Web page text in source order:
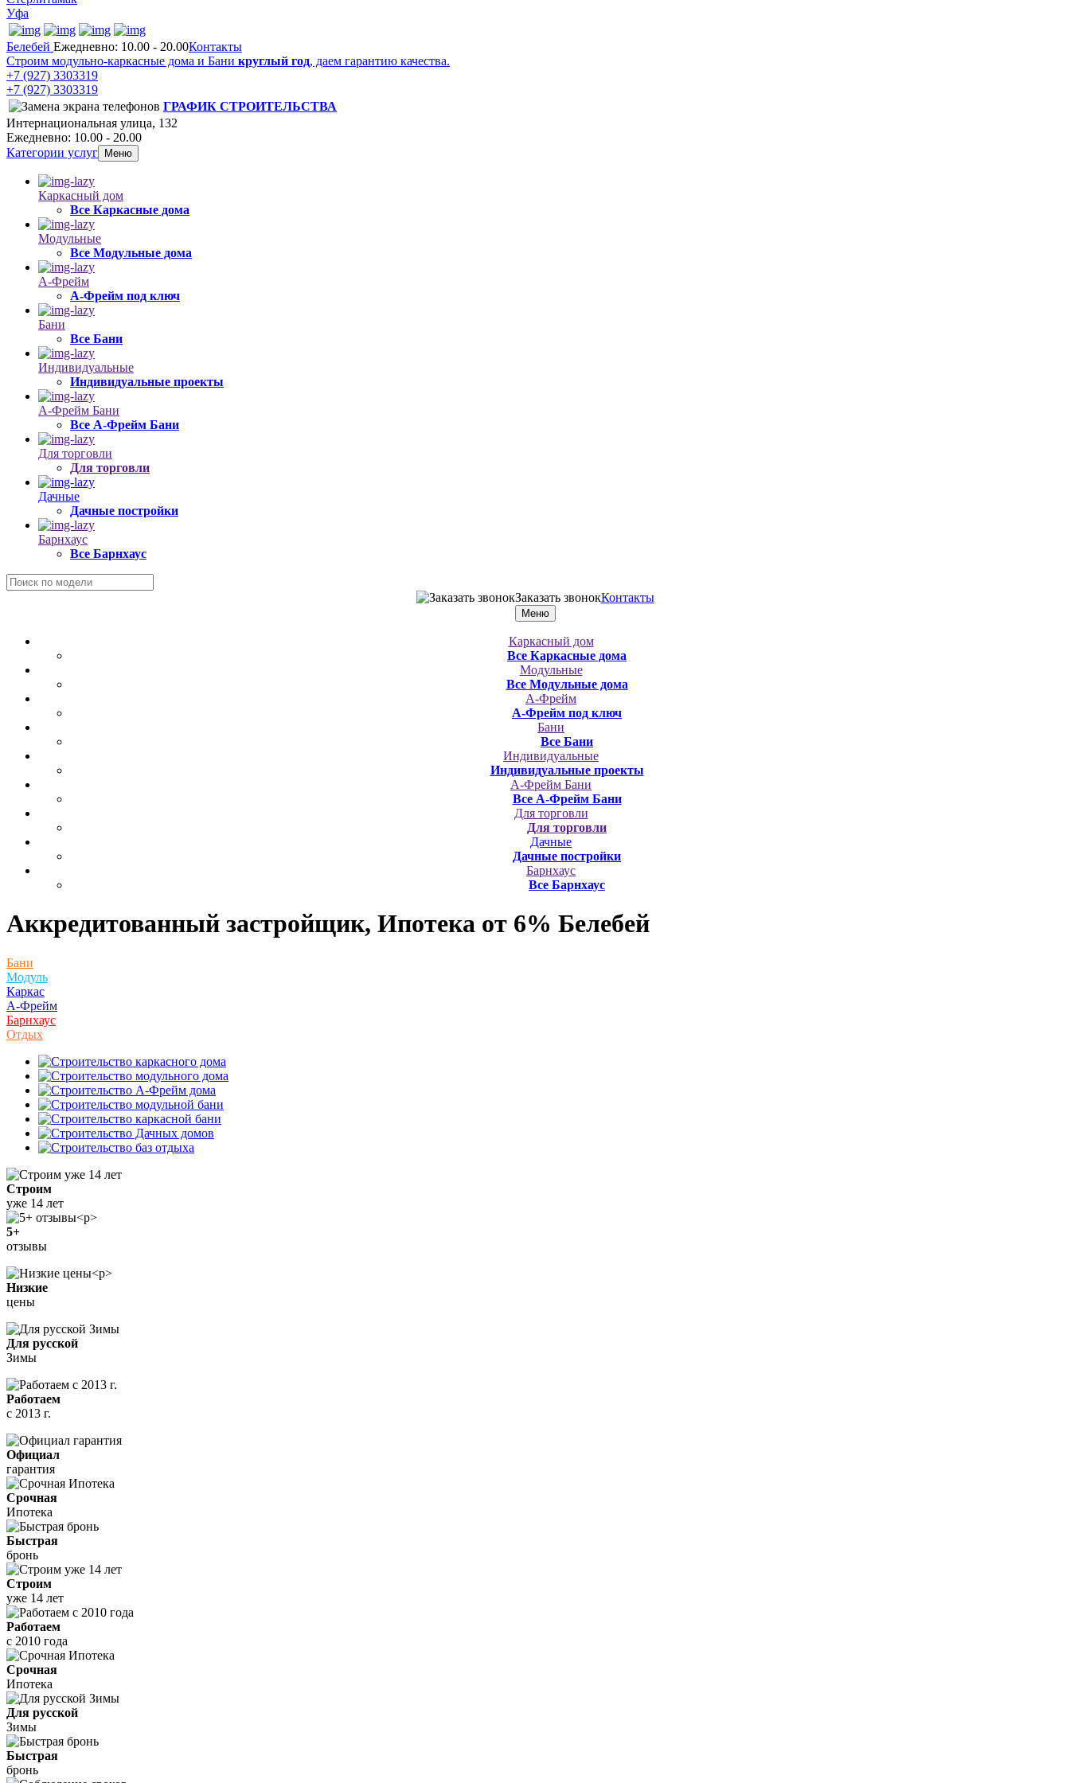
Уфа
Белебей Ежедневно: 10.00 - 20.00Контакты
Строим модульно-каркасные дома и Бани круглый год, даем гарантию качества.
+7 (927) 3303319
+7 (927) 3303319
ГРАФИК СТРОИТЕЛЬСТВА
Интернациональная улица, 132
Ежедневно: 10.00 - 20.00
Категории услуг
Меню
Каркасный дом
Все Каркасные дома
Модульные
Все Модульные дома
А-Фрейм
А-Фрейм под ключ
Бани
Все Бани
Индивидуальные
Индивидуальные проекты
А-Фрейм Бани
Все А-Фрейм Бани
Для торговли
Для торговли
Дачные
Дачные постройки
Барнхаус
Все Барнхаус
Заказать звонокКонтакты
Меню
Каркасный дом
Все Каркасные дома
Модульные
Все Модульные дома
А-Фрейм
А-Фрейм под ключ
Бани
Все Бани
Индивидуальные
Индивидуальные проекты
А-Фрейм Бани
Все А-Фрейм Бани
Для торговли
Для торговли
Дачные
Дачные постройки
Барнхаус
Все Барнхаус
Аккредитованный застройщик, Ипотека от 6% Белебей
Бани
Модуль
Каркас
А-Фрейм
Барнхаус
Отдых
Строим
уже 14 лет
5+
отзывы
Низкие
цены
Для русской
Зимы
Работаем
с 2013 г.
Официал
гарантия
Срочная
Ипотека
Быстрая
бронь
Строим
уже 14 лет
Работаем
с 2010 года
Срочная
Ипотека
Для русской
Зимы
Быстрая
бронь